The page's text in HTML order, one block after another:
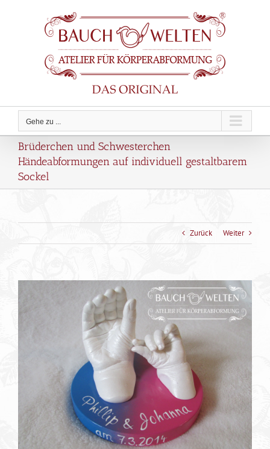
Gehe zu ...
Brüderchen und Schwesterchen
Händeabformungen auf individuell gestaltbarem
Sockel
Zurück Weiter
Image